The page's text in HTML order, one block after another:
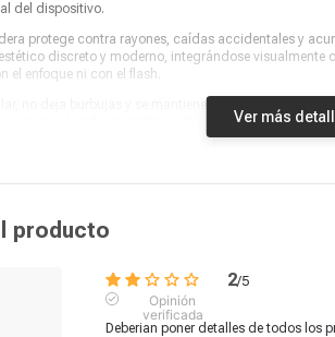
del dispositivo.
protege contra rayones, caídas accidentales y
discreto y moderno, integrándose visualmente
el enfoque ni con el flash.
el estilo del teléfono. Compatible
smartphone la protección que necesita para
Ver más
producto
2/5
Opinión
verificada
Deberian poner detalles de todos los